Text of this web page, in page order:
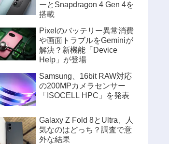
ーとSnapdragon 4 Gen 4を
搭載
Pixelのバッテリー異常消費
や画面トラブルをGeminiが
解決？新機能「Device
Help」が登場
Samsung、16bit RAW対応
の200MPカメラセンサー
「ISOCELL HPC」を発表
Galaxy Z Fold 8とUltra、人
気なのはどっち？調査で意
外な結果